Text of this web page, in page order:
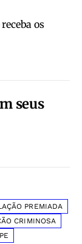
os
seus
PREMIADA
CRIMINOSA